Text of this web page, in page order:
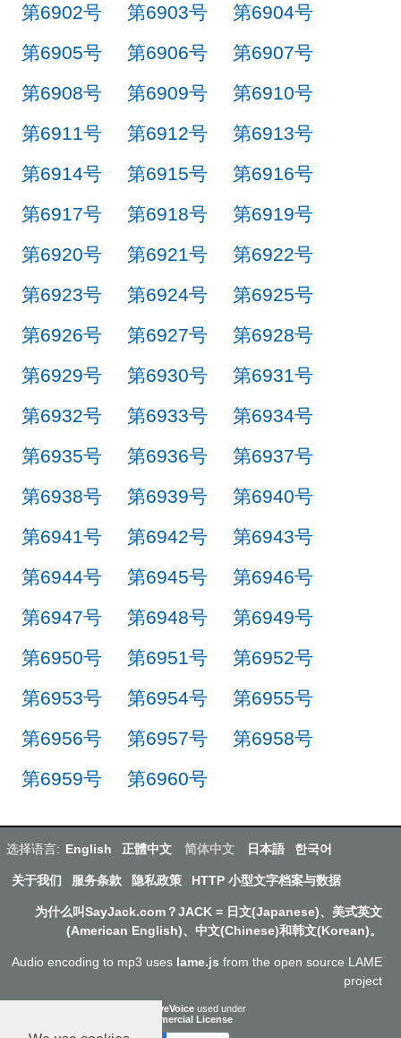
第6902号
第6903号
第6904号
第6905号
第6906号
第6907号
第6908号
第6909号
第6910号
第6911号
第6912号
第6913号
第6914号
第6915号
第6916号
第6917号
第6918号
第6919号
第6920号
第6921号
第6922号
第6923号
第6924号
第6925号
第6926号
第6927号
第6928号
第6929号
第6930号
第6931号
第6932号
第6933号
第6934号
第6935号
第6936号
第6937号
第6938号
第6939号
第6940号
第6941号
第6942号
第6943号
第6944号
第6945号
第6946号
第6947号
第6948号
第6949号
第6950号
第6951号
第6952号
第6953号
第6954号
第6955号
第6956号
第6957号
第6958号
第6959号
第6960号
选择语言: English 正體中文 简体中文 日本語 한국어
关于我们 服务条款 隐私政策 HTTP 小型文字档案与数据
为什么叫SayJack.com？JACK = 日文(Japanese)、美式英文
(American English)、中文(Chinese)和韩文(Korean)。
Audio encoding to mp3 uses lame.js from the open source LAME
project
ResponsiveVoice used under
Non-Commercial License